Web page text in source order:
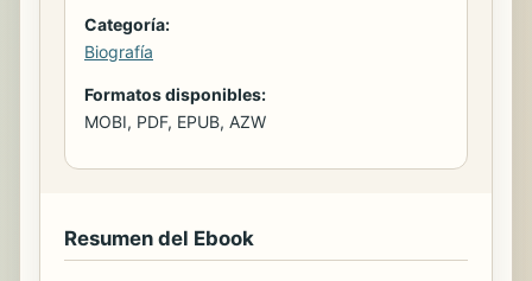
Categoría:
Biografía
Formatos disponibles:
MOBI, PDF, EPUB, AZW
Resumen del Ebook